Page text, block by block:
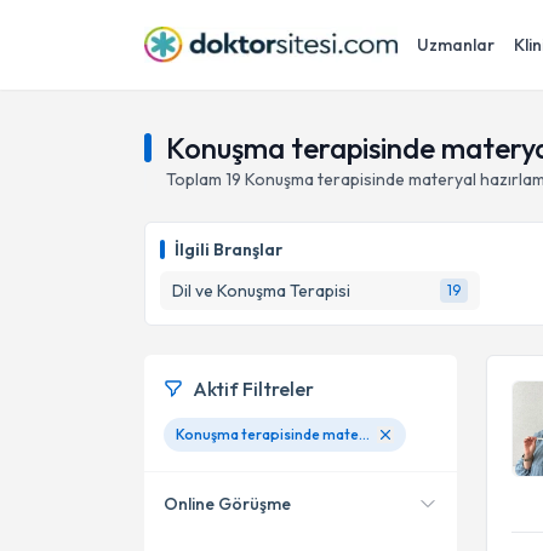
Uzmanlar
Konuşma terapisinde
Toplam 19 Konuşma terapisinde materyal
İlgili Branşlar
Dil ve Konuşma Terapisi
19
Aktif Filtreler
Konuşma terapisinde materyal hazırlama
Online Görüşme